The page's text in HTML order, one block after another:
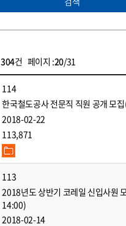
304건 페이지 :20/31
114
한국철도공사 전문직 직원 공개 모
2018-02-22
113,871
113
2018년도 상반기 코레일 신입사원
14:00)
2018-02-14